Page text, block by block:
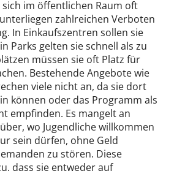
sich im öffentlichen Raum oft
zahlreichen Verboten
In Einkaufszentren sollen sie
Parks gelten sie schnell als zu
müssen sie oft Platz für
Bestehende Angebote wie
viele nicht an, da sie dort
können oder das Programm als
empfinden. Es mangelt an
wo Jugendliche willkommen
sein dürfen, ohne Geld
zu stören. Diese
dass sie entweder auf